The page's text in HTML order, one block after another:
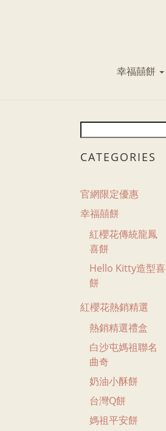
幸福囍餅
CATEGORIES
官網限定優惠
幸福囍餅
紅櫻花傳統龍鳳
喜餅
Hello Kitty造型喜
餅
紅櫻花熱銷精選
熱銷精選禮盒
白沙屯媽祖聯名
曲奇
奶油小酥餅
台灣Q餅
媽祖平安餅